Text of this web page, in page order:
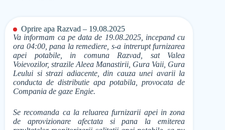
Oprire apa Razvad – 19.08.2025
Va informam ca pe data de 19.08.2025, incepand cu
ora 04:00, pana la remediere, s-a intrerupt furnizarea
apei potabile, in comuna Razvad, sat Valea
Voievozilor, strazile Aleea Manastirii, Gura Vaii, Gura
Leului si strazi adiacente, din cauza unei avarii la
conducta de distributie apa potabila, provocata de
Compania de gaze Engie.
Se recomanda ca la reluarea furnizarii apei in zona
de aprovizionare afectata si pana la emiterea